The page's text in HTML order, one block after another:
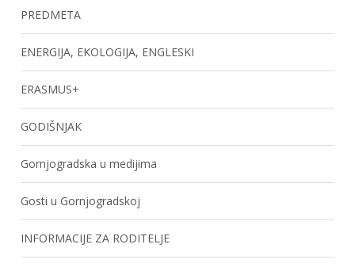
PREDMETA
ENERGIJA, EKOLOGIJA, ENGLESKI
ERASMUS+
GODIŠNJAK
Gornjogradska u medijima
Gosti u Gornjogradskoj
INFORMACIJE ZA RODITELJE